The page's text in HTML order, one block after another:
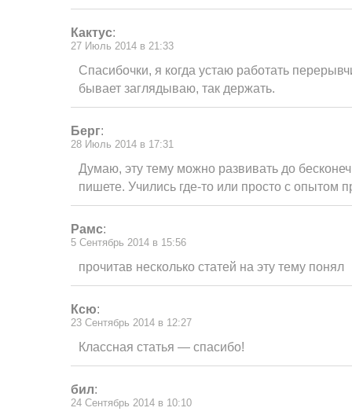
Кактус:
27 Июль 2014 в 21:33
Спасибочки, я когда устаю работать
бывает заглядываю, так держать.
Берг:
28 Июль 2014 в 17:31
Думаю, эту тему можно развивать до
пишете. Учились где-то или просто с опытом
Рамс:
5 Сентябрь 2014 в 15:56
прочитав несколько статей на эту тему понял
Ксю:
23 Сентябрь 2014 в 12:27
Классная статья — спасибо!
бил:
24 Сентябрь 2014 в 10:10